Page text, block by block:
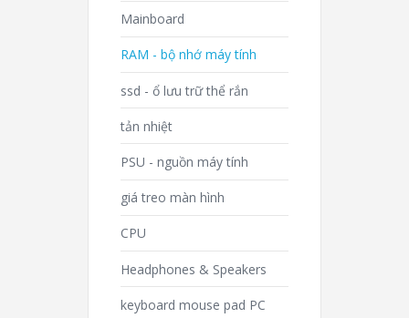
Mainboard
RAM - bộ nhớ máy tính
ssd - ổ lưu trữ thể rắn
tản nhiệt
PSU - nguồn máy tính
giá treo màn hình
CPU
Headphones & Speakers
keyboard mouse pad PC